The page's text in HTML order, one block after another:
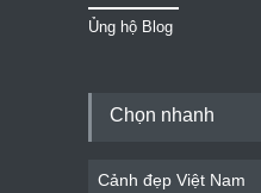
Ủng hộ Blog
Chọn nhanh
Cảnh đẹp Việt Nam